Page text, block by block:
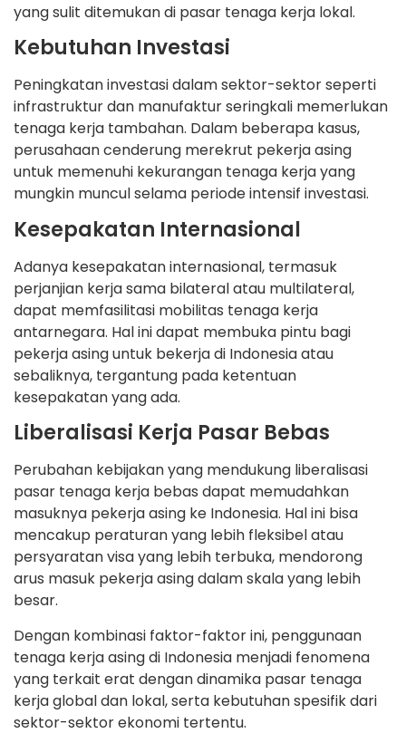
yang sulit ditemukan di pasar tenaga kerja lokal.
Kebutuhan Investasi
Peningkatan investasi dalam sektor-sektor seperti
infrastruktur dan manufaktur seringkali memerlukan
tenaga kerja tambahan. Dalam beberapa kasus,
perusahaan cenderung merekrut pekerja asing
untuk memenuhi kekurangan tenaga kerja yang
mungkin muncul selama periode intensif investasi.
Kesepakatan Internasional
Adanya kesepakatan internasional, termasuk
perjanjian kerja sama bilateral atau multilateral,
dapat memfasilitasi mobilitas tenaga kerja
antarnegara. Hal ini dapat membuka pintu bagi
pekerja asing untuk bekerja di Indonesia atau
sebaliknya, tergantung pada ketentuan
kesepakatan yang ada.
Liberalisasi Kerja Pasar Bebas
Perubahan kebijakan yang mendukung liberalisasi
pasar tenaga kerja bebas dapat memudahkan
masuknya pekerja asing ke Indonesia. Hal ini bisa
mencakup peraturan yang lebih fleksibel atau
persyaratan visa yang lebih terbuka, mendorong
arus masuk pekerja asing dalam skala yang lebih
besar.
Dengan kombinasi faktor-faktor ini, penggunaan
tenaga kerja asing di Indonesia menjadi fenomena
yang terkait erat dengan dinamika pasar tenaga
kerja global dan lokal, serta kebutuhan spesifik dari
sektor-sektor ekonomi tertentu.